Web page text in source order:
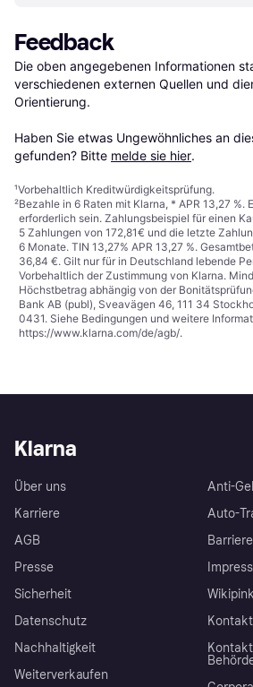
Feedback
Die oben angegebenen Informationen
verschiedenen externen Quellen und
Orientierung.
Haben Sie etwas Ungewöhnliches an
gefunden? Bitte melde sie hier.
¹Vorbehaltlich Kreditwürdigkeitsprüfung.
²Bezahle in 6 Raten mit Klarna, * APR 13,27 %.
erforderlich sein. Zahlungsbeispiel für einen
5 Zahlungen von 172,81€ und die letzte
6 Monate. TIN 13,27% APR 13,27 %.
36,84 €. Gilt nur für in Deutschland lebende
Vorbehaltlich der Zustimmung von Klarna.
Höchstbetrag abhängig von der
Bank AB (publ), Sveavägen 46, 111 34
0431. Siehe Bedingungen und weitere
https://www.klarna.com/de/agb/.
Klarna
Über uns
Karriere
AGB
Presse
Sicherheit
Datenschutz
Nachhaltigkeit
Weiterverkaufen
Anti-
Auto-
Wikipink
Kontakt